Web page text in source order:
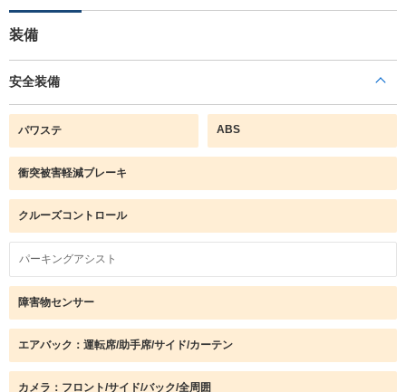
装備
安全装備
パワステ ABS
衝突被害軽減ブレーキ
クルーズコントロール
パーキングアシスト
障害物センサー
エアバック：運転席/助手席/サイド/カーテン
カメラ：フロント/サイド/バック/全周囲